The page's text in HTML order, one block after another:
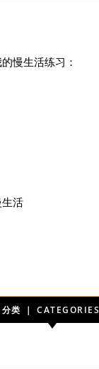
慢生活练习：
活
分类 ｜ CATEGORIES